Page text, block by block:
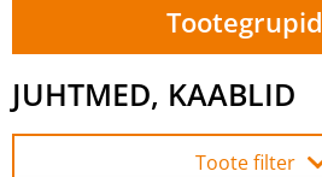
Tootegrupid
JUHTMED, KAABLID
Toote filter